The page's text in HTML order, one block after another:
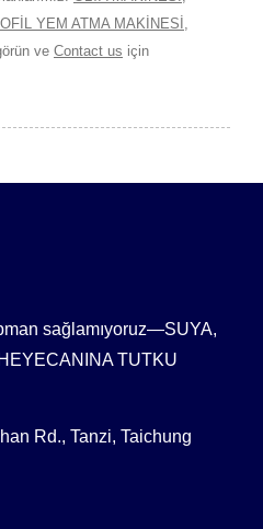
YEM ATMA MAKİNESİ ,
ve Contact us için
sağlamıyoruz—SUYA,
TUTKU
Rd., Tanzi, Taichung